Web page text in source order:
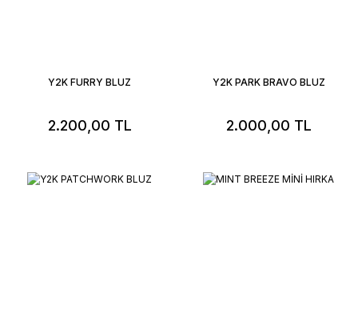
Y2K FURRY BLUZ
2.200,00 TL
Y2K PARK BRAVO BLUZ
2.000,00 TL